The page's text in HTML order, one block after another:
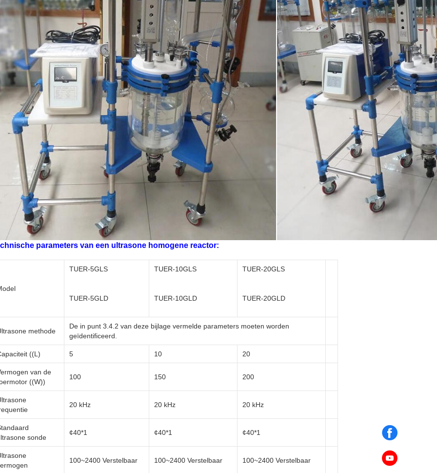
parameters van een ultrasone homogene reactor:
TUER-5GLS
TUER-5GLD
TUER-10GLS
TUER-10GLD
TUER-20GLS
TUER-20GLD
methode
De in punt 3.4.2 van deze bijlage vermelde parameters moeten worden
geïdentificeerd.
((L) 5 10 20
van de
((W))
100 150 200
20 kHz 20 kHz 20 kHz
sonde
¢40*1 ¢40*1 ¢40*1
100~2400 Verstelbaar 100~2400 Verstelbaar 100~2400 Verstelbaar